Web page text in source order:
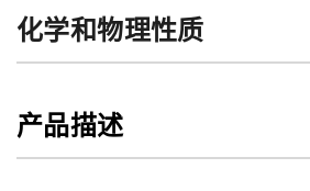
化学和物理性质
产品描述